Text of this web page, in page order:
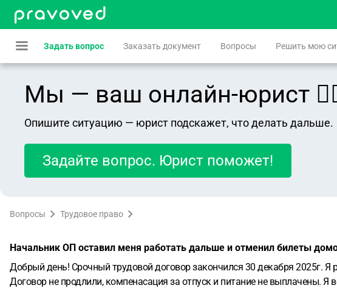
Задать вопрос Заказать документ Вопросы Решить мою
Мы — ваш онлайн-юрист
Опишите ситуацию — юрист подскажет, что делать дальше.
Задайте вопрос. Юрист поможет!
Вопросы Трудовое право
Начальник ОП оставил меня работать дальше и отменил билеты
Добрый день! Срочный трудовой договор закончился 30 декабря 2025г.
Договор не продлили, компенасация за отпуск и питание не выплачены.